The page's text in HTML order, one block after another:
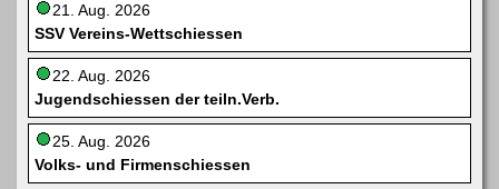
21. Aug. 2026
SSV Vereins-Wettschiessen
22. Aug. 2026
Jugendschiessen der teiln.Verb.
25. Aug. 2026
Volks- und Firmenschiessen